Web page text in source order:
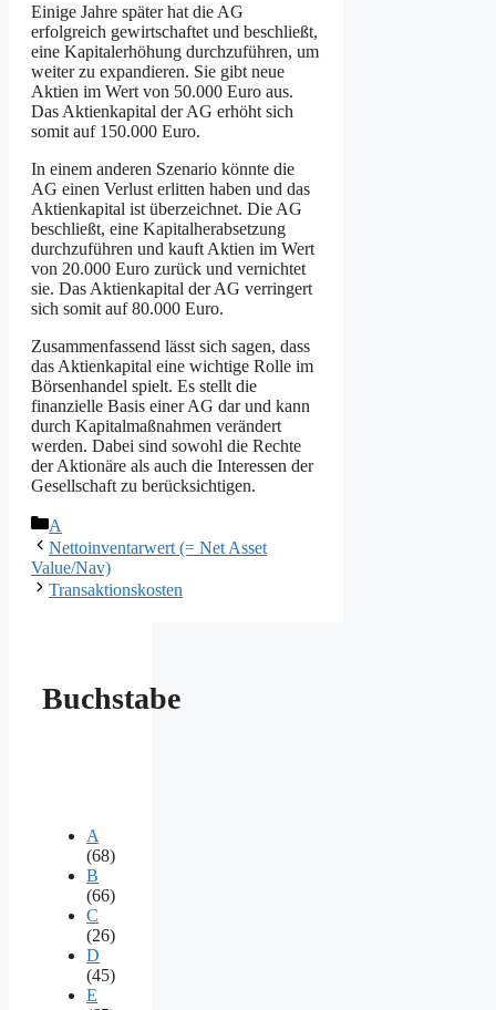
Einige Jahre später hat die AG
erfolgreich gewirtschaftet und beschließt,
eine Kapitalerhöhung durchzuführen, um
weiter zu expandieren. Sie gibt neue
Aktien im Wert von 50.000 Euro aus.
Das Aktienkapital der AG erhöht sich
somit auf 150.000 Euro.
In einem anderen Szenario könnte die
AG einen Verlust erlitten haben und das
Aktienkapital ist überzeichnet. Die AG
beschließt, eine Kapitalherabsetzung
durchzuführen und kauft Aktien im Wert
von 20.000 Euro zurück und vernichtet
sie. Das Aktienkapital der AG verringert
sich somit auf 80.000 Euro.
Zusammenfassend lässt sich sagen, dass
das Aktienkapital eine wichtige Rolle im
Börsenhandel spielt. Es stellt die
finanzielle Basis einer AG dar und kann
durch Kapitalmaßnahmen verändert
werden. Dabei sind sowohl die Rechte
der Aktionäre als auch die Interessen der
Gesellschaft zu berücksichtigen.
Kategorien
A
Nettoinventarwert (= Net Asset
Value/Nav)
Transaktionskosten
Buchstabe
A
(68)
B
(66)
C
(26)
D
(45)
E